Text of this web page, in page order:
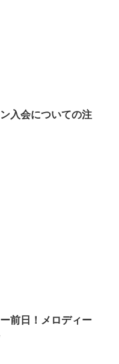
入会についての注
前日！メロディー